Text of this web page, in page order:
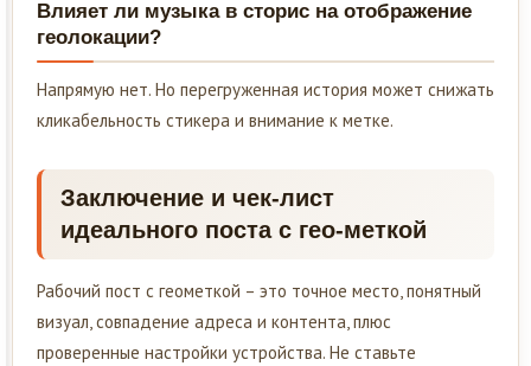
Влияет ли музыка в сторис на отображение
геолокации?
Напрямую нет. Но перегруженная история может снижать
кликабельность стикера и внимание к метке.
Заключение и чек-лист
идеального поста с гео-меткой
Рабочий пост с геометкой – это точное место, понятный
визуал, совпадение адреса и контента, плюс
проверенные настройки устройства. Не ставьте